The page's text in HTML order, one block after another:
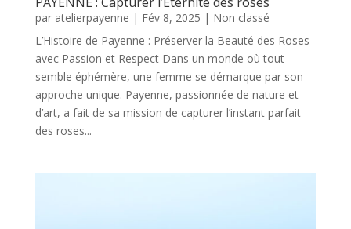
par atelierpayenne | Fév 8, 2025 | Non classé
L’Histoire de Payenne : Préserver la Beauté des Roses
avec Passion et Respect Dans un monde où tout
semble éphémère, une femme se démarque par son
approche unique. Payenne, passionnée de nature et
d’art, a fait de sa mission de capturer l’instant parfait
des roses...